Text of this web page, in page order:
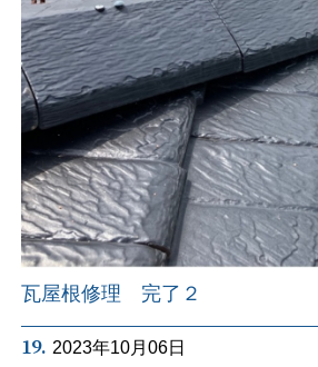
瓦屋根修理 完了２
19. 2023年10月06日